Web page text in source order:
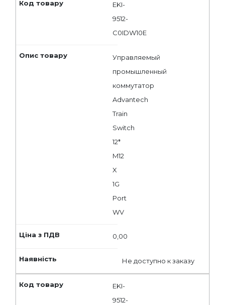
EKI-
9512-
C0IDW10E
Управляемый
промышленный
коммутатор
Advantech
Train
Switch
12*
M12
X
1G
Port
WV
0,00
Не доступно к заказу
EKI-
9512-